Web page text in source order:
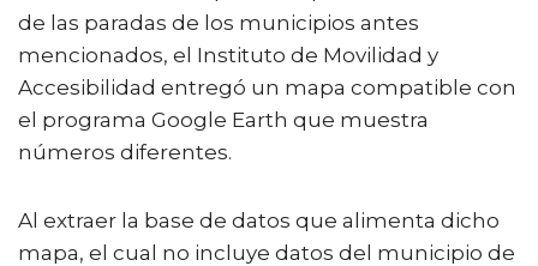
de las paradas de los municipios antes
mencionados, el Instituto de Movilidad y
Accesibilidad entregó un mapa compatible con
el programa Google Earth que muestra
números diferentes.
Al extraer la base de datos que alimenta dicho
mapa, el cual no incluye datos del municipio de